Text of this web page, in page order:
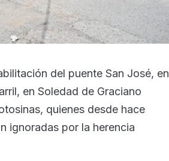
del puente San José, en
en Soledad de Graciano
quienes desde hace
ignoradas por la herencia